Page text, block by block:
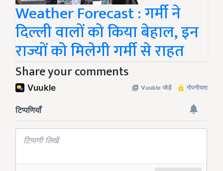
Weather Forecast : गर्मी ने
दिल्ली वालों को किया बेहाल, इन
राज्यों को मिलेगी गर्मी से राहत
Share your comments